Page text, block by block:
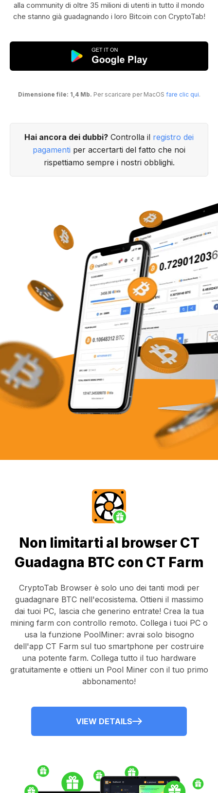
alla community di oltre 35 milioni di utenti in tutto il mondo
che stanno già guadagnando i loro Bitcoin con CryptoTab!
Dimensione file: 1,4 Mb. Per scaricare per MacOS fare clic qui.
Hai ancora dei dubbi? Controlla il registro dei
pagamenti per accertarti del fatto che noi
rispettiamo sempre i nostri obblighi.
Non limitarti al browser CT
Guadagna BTC con CT Farm
CryptoTab Browserè solo uno dei tanti modi per
guadagnare BTC nell'ecosistema. Ottieni il massimo
dai tuoi PC, lascia che generino entrate! Crea la tua
mining farm con controllo remoto. Collega i tuoi PC o
usa la funzione PoolMiner: avrai solo bisogno
dell'app CT Farm sul tuo smartphone per costruire
una potente farm. Collega tutto il tuo hardware
gratuitamente e ottieni un Pool Minercon il tuo primo
abbonamento!
VIEW DETAILS